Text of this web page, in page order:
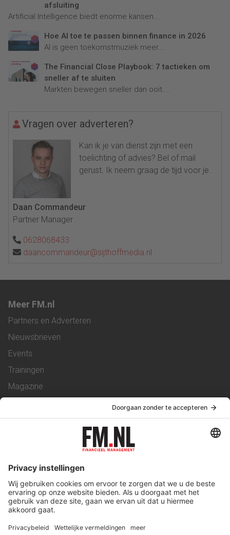
afsluiting
Artificial Intelligence biedt enorme kansen...
Hoe AI toe te passen binnen finance in 2026
AI is geen toekomstmuziek meer...
The Financial Close Playbook: 7 tactieken om
sneller af te sluiten
Markten bewegen sneller dan ooit....
Vragen over adverteren?
Kan ik je van dienst zijn met een
toelichting of advies? Bel of mail
gerust. Ik neem graag de tijd voor je.
Daan Commandeur
Partner Manager
0628068433
daancommandeur@sijthoffmedia.nl
Meer FM.nl
Partners en Adverteren
Nieuwsbrieven
Events
Trainingen
Magazine
Service & Contact
Werken bij ons
Privacy Statement
Algemene Voorwaarden